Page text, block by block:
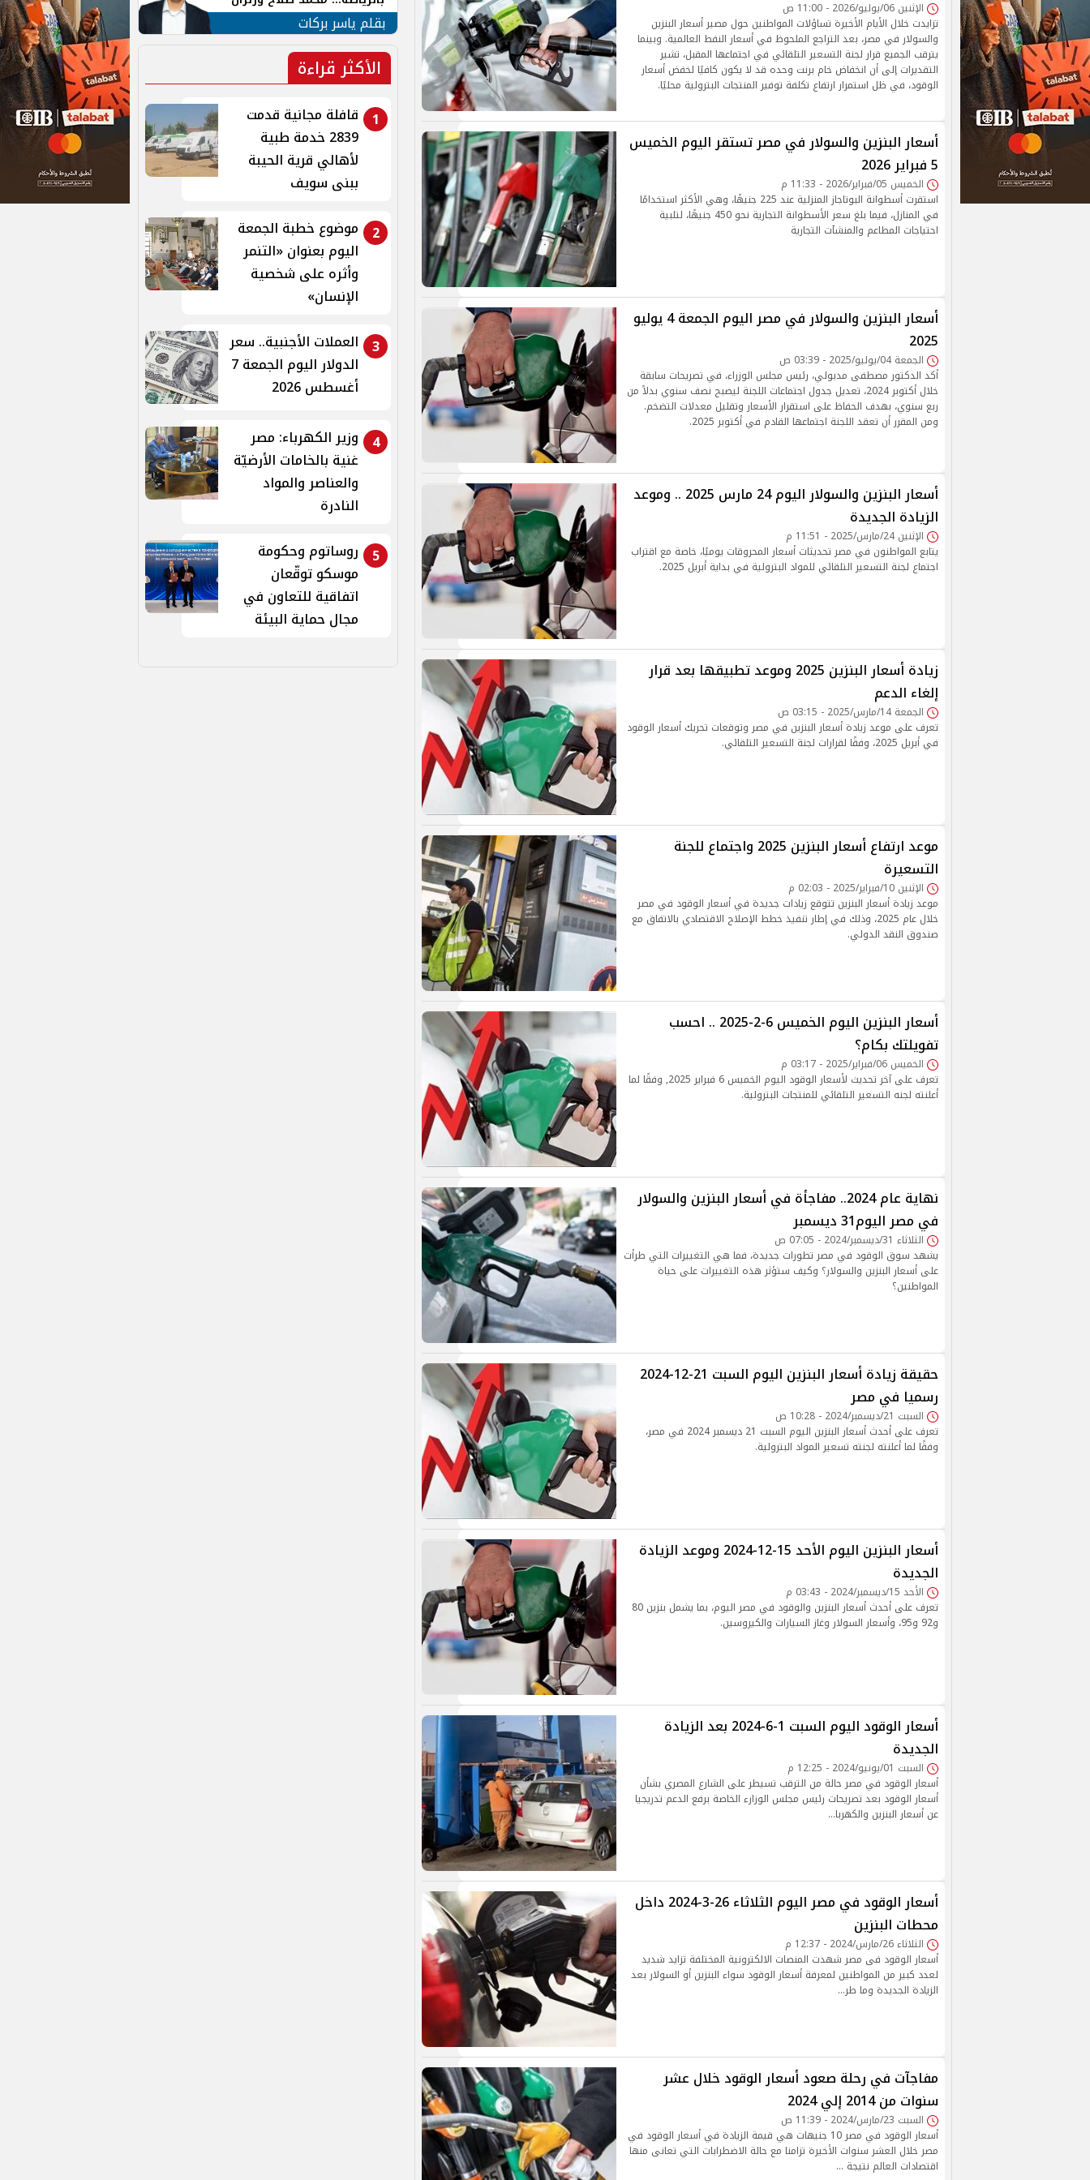
الإثنين 06/يوليو/2026 - 11:00 ص
تزايدت خلال الأيام الأخيرة تساؤلات المواطنين حول مصير أسعار البنزين
والسولار في مصر، بعد التراجع الملحوظ في أسعار النفط العالمية. وبينما
يترقب الجميع قرار لجنة التسعير التلقائي في اجتماعها المقبل، تشير
التقديرات إلى أن انخفاض خام برنت وحده قد لا يكون كافيًا لخفض أسعار
الوقود، في ظل استمرار ارتفاع تكلفة توفير المنتجات البترولية محليًا.
أسعار البنزين والسولار في مصر تستقر اليوم الخميس
5 فبراير 2026
الخميس 05/فبراير/2026 - 11:33 م
استقرت أسطوانة البوتاجاز المنزلية عند 225 جنيهًا، وهي الأكثر استخدامًا
في المنازل، فيما بلغ سعر الأسطوانة التجارية نحو 450 جنيهًا، لتلبية
احتياجات المطاعم والمنشآت التجارية
أسعار البنزين والسولار في مصر اليوم الجمعة 4 يوليو
2025
الجمعة 04/يوليو/2025 - 03:39 ص
أكد الدكتور مصطفى مدبولي، رئيس مجلس الوزراء، في تصريحات سابقة
خلال أكتوبر 2024، تعديل جدول اجتماعات اللجنة ليصبح نصف سنوي بدلاً من
ربع سنوي، بهدف الحفاظ على استقرار الأسعار وتقليل معدلات التضخم.
ومن المقرر أن تعقد اللجنة اجتماعها القادم في أكتوبر 2025.
أسعار البنزين والسولار اليوم 24 مارس 2025 .. وموعد
الزيادة الجديدة
الإثنين 24/مارس/2025 - 11:51 م
يتابع المواطنون في مصر تحديثات أسعار المحروقات يوميًا، خاصة مع اقتراب
اجتماع لجنة التسعير التلقائي للمواد البترولية في بداية أبريل 2025.
زيادة أسعار البنزين 2025 وموعد تطبيقها بعد قرار
إلغاء الدعم
الجمعة 14/مارس/2025 - 03:15 ص
تعرف على موعد زيادة أسعار البنزين في مصر وتوقعات تحريك أسعار الوقود
في أبريل 2025، وفقًا لقرارات لجنة التسعير التلقائي.
موعد ارتفاع أسعار البنزين 2025 واجتماع للجنة
التسعيرة
الإثنين 10/فبراير/2025 - 02:03 م
موعد زيادة أسعار البنزين تتوقع زيادات جديدة في أسعار الوقود في مصر
خلال عام 2025، وذلك في إطار تنفيذ خطط الإصلاح الاقتصادي بالاتفاق مع
صندوق النقد الدولي.
أسعار البنزين اليوم الخميس 6-2-2025 .. احسب
تفويلتك بكام؟
الخميس 06/فبراير/2025 - 03:17 م
تعرف على آخر تحديث لأسعار الوقود اليوم الخميس 6 فبراير 2025, وفقًا لما
أعلنته لجنه التسعير التلقائي للمنتجات البترولية.
نهاية عام 2024.. مفاجأة في أسعار البنزين والسولار
في مصر اليوم31 ديسمبر
الثلاثاء 31/ديسمبر/2024 - 07:05 ص
يشهد سوق الوقود في مصر تطورات جديدة، فما هي التغييرات التي طرأت
على أسعار البنزين والسولار؟ وكيف ستؤثر هذه التغييرات على حياة
المواطنين؟
حقيقة زيادة أسعار البنزين اليوم السبت 21-12-2024
رسميا في مصر
السبت 21/ديسمبر/2024 - 10:28 ص
تعرف على أحدث أسعار البنزين اليوم السبت 21 ديسمبر 2024 في مصر،
وفقًا لما أعلنته لجنته تسعير المواد البترولية.
أسعار البنزين اليوم الأحد 15-12-2024 وموعد الزيادة
الجديدة
الأحد 15/ديسمبر/2024 - 03:43 م
تعرف على أحدث أسعار البنزين والوقود في مصر اليوم، بما يشمل بنزين 80
و92 و95، وأسعار السولار وغاز السيارات والكيروسين.
أسعار الوقود اليوم السبت 1-6-2024 بعد الزيادة
الجديدة
السبت 01/يونيو/2024 - 12:25 م
أسعار الوقود في مصر حالة من الترقب تسيطر على الشارع المصري بشأن
أسعار الوقود بعد تصريحات رئيس مجلس الوزارء الخاصة برفع الدعم تدريجيا
عن أسعار البنزين والكهربا…
أسعار الوقود في مصر اليوم الثلاثاء 26-3-2024 داخل
محطات البنزين
الثلاثاء 26/مارس/2024 - 12:37 م
أسعار الوقود فى مصر شهدت المنصات الالكترونية المختلفة تزايد شديد
لعدد كبير من المواطنين لمعرفة أسعار الوقود سواء البنزين أو السولار بعد
الزيادة الجديدة وما طر…
مفاجآت في رحلة صعود أسعار الوقود خلال عشر
سنوات من 2014 إلي 2024
السبت 23/مارس/2024 - 11:39 ص
أسعار الوقود في مصر 10 جنيهات هي قيمة الزيادة في أسعار الوقود في
مصر خلال العشر سنوات الأخيرة تزامنا مع حالة الاضطرابات التي تعانى منها
اقتصادات العالم نتيجة …
الهوية في الشارع التركي
بقلم ياسر بركات
الأكثر قراءة
1
قافلة مجانية قدمت
2839 خدمة طبية
لأهالي قرية الحيبة
ببنى سويف
2
موضوع خطبة الجمعة
اليوم بعنوان «التنمر
وأثره على شخصية
الإنسان»
3 العملات الأجنبية.. سعر
الدولار اليوم الجمعة 7
أغسطس 2026
4
وزير الكهرباء: مصر
غنية بالخامات الأرضيّة
والعناصر والمواد
النادرة
5
روساتوم وحكومة
موسكو توقّعان
اتفاقية للتعاون في
مجال حماية البيئة